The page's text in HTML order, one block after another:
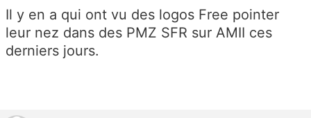
Il y en a qui ont vu des logos Free pointer
leur nez dans des PMZ SFR sur AMII ces
derniers jours.